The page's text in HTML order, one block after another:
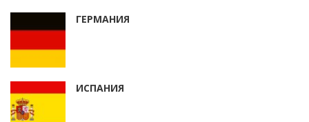
ГЕРМАНИЯ
ИСПАНИЯ